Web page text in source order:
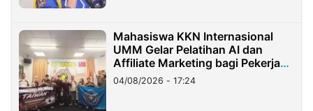
Mahasiswa KKN Internasional
UMM Gelar Pelatihan AI dan
Affiliate Marketing bagi Pekerja
Migran Indonesia di Taiwan
04/08/2026 - 17:24